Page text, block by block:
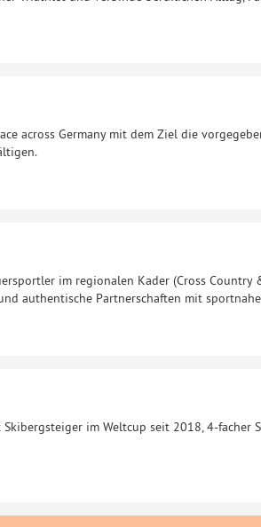
across Germany mit dem Ziel die
im regionalen Kader (Cross
authentische Partnerschaften mit
Skibergsteiger im Weltcup seit 2018, 4-